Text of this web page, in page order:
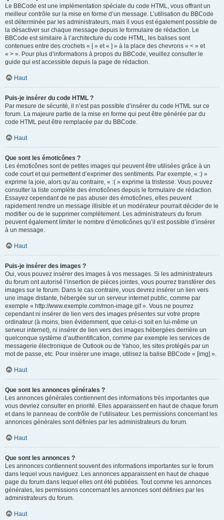
Le BBCode est une implémentation spéciale du code HTML, vous offrant un
meilleur contrôle sur la mise en forme d’un message. L’utilisation du BBCode
est déterminée par les administrateurs, mais il vous est également possible de
la désactiver sur chaque message depuis le formulaire de rédaction. Le
BBCode est similaire à l’architecture du code HTML, les balises sont
contenues entre des crochets « [ » et « ] » à la place des chevrons « < » et
« > ». Pour plus d’informations à propos du BBCode, veuillez consulter le
guide qui est accessible depuis la page de rédaction.
Haut
Puis-je insérer du code HTML ?
Par mesure de sécurité, il n’est pas possible d’insérer du code HTML sur ce
forum. La majeure partie de la mise en forme qui peut être générée par du
code HTML peut être remplacée par du BBCode.
Haut
Que sont les émoticônes ?
Les émoticônes sont de petites images qui peuvent être utilisées grâce à un
code court et qui permettent d’exprimer des sentiments. Par exemple, « :) »
exprime la joie, alors qu’au contraire, « :( » exprime la tristesse. Vous pouvez
consulter la liste complète des émoticônes depuis le formulaire de rédaction.
Essayez cependant de ne pas abuser des émoticônes, elles peuvent
rapidement rendre un message illisible et un modérateur pourrait décider de le
modifier ou de le supprimer complètement. Les administrateurs du forum
peuvent également limiter le nombre d’émoticônes qu’il est possible d’insérer
à un message.
Haut
Puis-je insérer des images ?
Oui, vous pouvez insérer des images à vos messages. Si les administrateurs
du forum ont autorisé l’insertion de pièces jointes, vous pourrez transférer des
images sur le forum. Dans le cas contraire, vous devrez insérer un lien vers
une image distante, hébergée sur un serveur internet public, comme par
exemple « http://www.exemple.com/mon-image.gif ». Vous ne pourrez
cependant ni insérer de lien vers des images présentes sur votre propre
ordinateur (à moins, bien évidemment, que celui-ci soit en lui-même un
serveur internet), ni insérer de lien vers des images hébergées derrière un
quelconque système d’authentification, comme par exemple les services de
messagerie électronique de Outlook ou de Yahoo, les sites protégés par un
mot de passe, etc. Pour insérer une image, utilisez la balise BBCode « [img] ».
Haut
Que sont les annonces générales ?
Les annonces générales contiennent des informations très importantes que
vous devriez consulter en priorité. Elles apparaissent en haut de chaque forum
et dans le panneau de contrôle de l’utilisateur. Les permissions concernant les
annonces générales sont définies par les administrateurs du forum.
Haut
Que sont les annonces ?
Les annonces contiennent souvent des informations importantes sur le forum
dans lequel vous naviguez. Les annonces apparaissent en haut de chaque
page du forum dans lequel elles ont été publiées. Tout comme les annonces
générales, les permissions concernant les annonces sont définies par les
administrateurs du forum.
Haut